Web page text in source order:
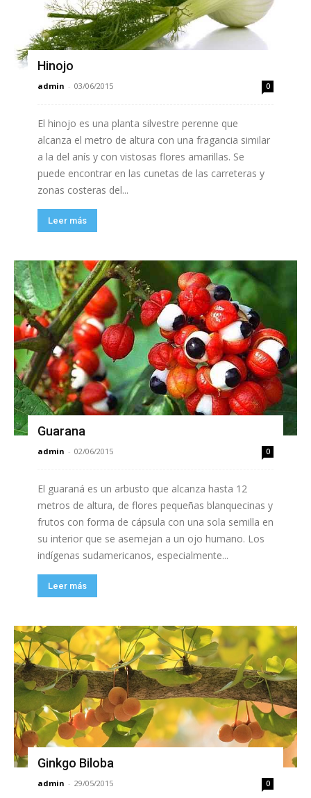
Hinojo
admin - 03/06/2015 0
El hinojo es una planta silvestre perenne que
alcanza el metro de altura con una fragancia similar
a la del anís y con vistosas flores amarillas. Se
puede encontrar en las cunetas de las carreteras y
zonas costeras del...
Leer más
Guarana
admin - 02/06/2015 0
El guaraná es un arbusto que alcanza hasta 12
metros de altura, de flores pequeñas blanquecinas y
frutos con forma de cápsula con una sola semilla en
su interior que se asemejan a un ojo humano. Los
indígenas sudamericanos, especialmente...
Leer más
Ginkgo Biloba
admin - 29/05/2015 0